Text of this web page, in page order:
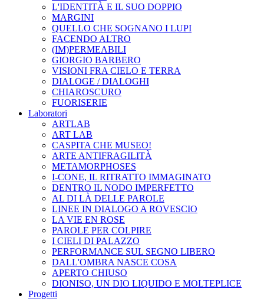
L'IDENTITÀ E IL SUO DOPPIO
MARGINI
QUELLO CHE SOGNANO I LUPI
FACENDO ALTRO
(IM)PERMEABILI
GIORGIO BARBERO
VISIONI FRA CIELO E TERRA
DIALOGE / DIALOGHI
CHIAROSCURO
FUORISERIE
Laboratori
ARTLAB
ART LAB
CASPITA CHE MUSEO!
ARTE ANTIFRAGILITÀ
METAMORPHOSES
I-CONE, IL RITRATTO IMMAGINATO
DENTRO IL NODO IMPERFETTO
AL DI LÀ DELLE PAROLE
LINEE IN DIALOGO A ROVESCIO
LA VIE EN ROSE
PAROLE PER COLPIRE
I CIELI DI PALAZZO
PERFORMANCE SUL SEGNO LIBERO
DALL'OMBRA NASCE COSA
APERTO CHIUSO
DIONISO, UN DIO LIQUIDO E MOLTEPLICE
Progetti